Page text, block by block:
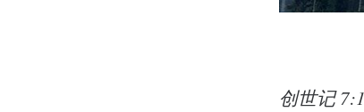
创世记